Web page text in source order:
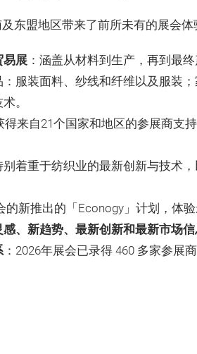
东盟地区带来了前所未有的展会体
易展 ：涵盖从材料到生产，再到最
服装面料、纱线和纤维以及服装
。
得来自21个国家和地区的参展商支
别着重于纺织业的最新创新与技术
的新推出的「Econogy」计划，体
感、新趋势、最新创新和最新市场
：2026年展会已录得 460 多家参展